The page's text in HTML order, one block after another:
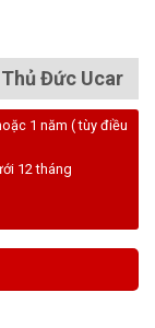
Đức Ucar
1 năm ( tùy điều
12 tháng